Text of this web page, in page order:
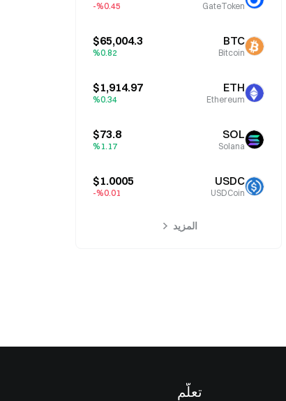
GateToken
%0.45-
BTC
Bitcoin
$65,004.3
%0.82
ETH
Ethereum
$1,914.97
%0.34
SOL
Solana
$73.8
%1.17
USDC
USDCoin
$1.0005
%0.01-
المزيد
تعلّم